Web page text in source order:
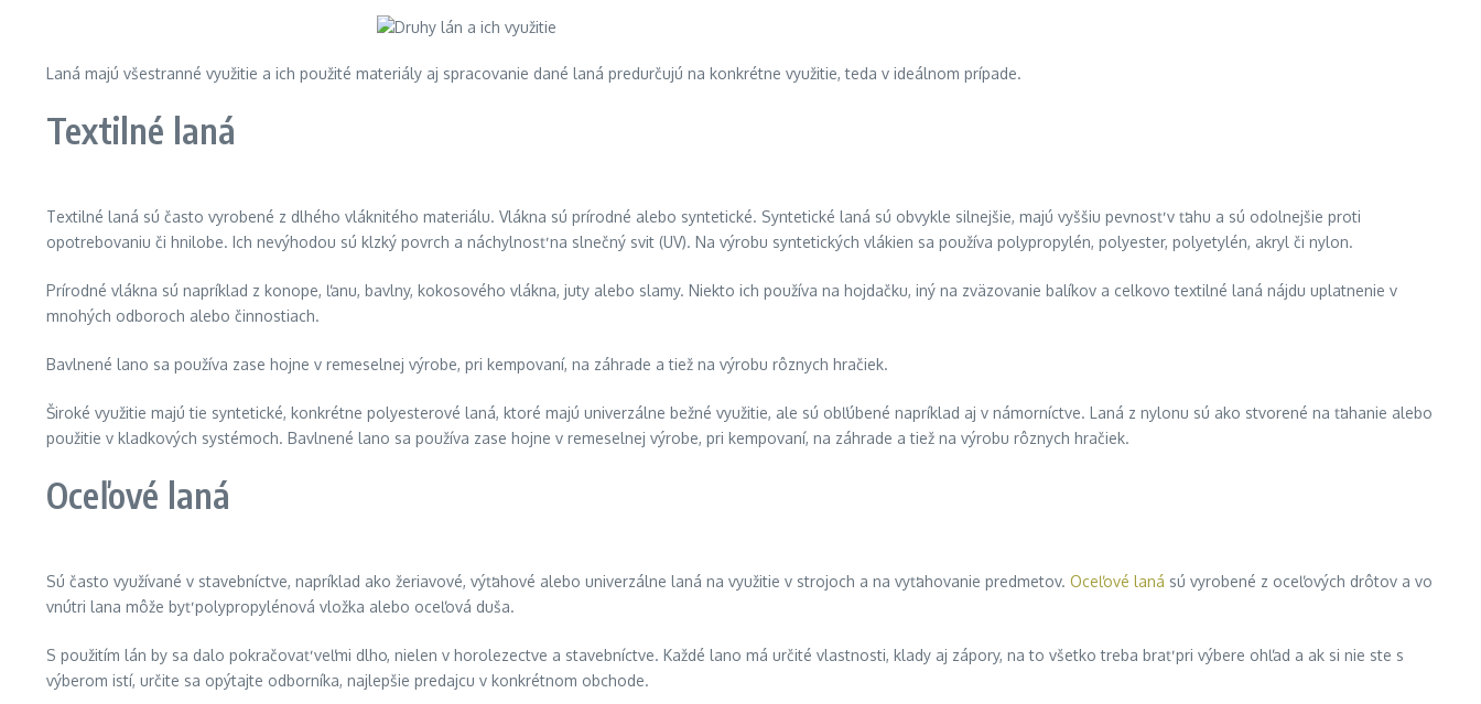
Laná majú všestranné využitie a ich použité materiály aj spracovanie dané laná predurčujú na konkrétne využitie, teda v ideálnom prípade.
Textilné laná
Textilné laná sú často vyrobené z dlhého vláknitého materiálu. Vlákna sú prírodné alebo syntetické. Syntetické laná sú obvykle silnejšie, majú vyššiu pevnosť v ťahu a sú odolnejšie proti
opotrebovaniu či hnilobe. Ich nevýhodou sú klzký povrch a náchylnosť na slnečný svit (UV). Na výrobu syntetických vlákien sa používa polypropylén, polyester, polyetylén, akryl či nylon.
Prírodné vlákna sú napríklad z konope, ľanu, bavlny, kokosového vlákna, juty alebo slamy. Niekto ich používa na hojdačku, iný na zväzovanie balíkov a celkovo textilné laná nájdu uplatnenie v
mnohých odboroch alebo činnostiach.
Bavlnené lano sa používa zase hojne v remeselnej výrobe, pri kempovaní, na záhrade a tiež na výrobu rôznych hračiek.
Široké využitie majú tie syntetické, konkrétne polyesterové laná, ktoré majú univerzálne bežné využitie, ale sú obľúbené napríklad aj v námorníctve. Laná z nylonu sú ako stvorené na ťahanie alebo
použitie v kladkových systémoch. Bavlnené lano sa používa zase hojne v remeselnej výrobe, pri kempovaní, na záhrade a tiež na výrobu rôznych hračiek.
Oceľové laná
Sú často využívané v stavebníctve, napríklad ako žeriavové, výťahové alebo univerzálne laná na využitie v strojoch a na vyťahovanie predmetov. Oceľové laná sú vyrobené z oceľových drôtov a vo
vnútri lana môže byť polypropylénová vložka alebo oceľová duša.
S použitím lán by sa dalo pokračovať veľmi dlho, nielen v horolezectve a stavebníctve. Každé lano má určité vlastnosti, klady aj zápory, na to všetko treba brať pri výbere ohľad a ak si nie ste s
výberom istí, určite sa opýtajte odborníka, najlepšie predajcu v konkrétnom obchode.